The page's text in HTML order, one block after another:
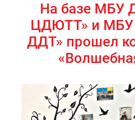
На базе МБУ
ЦДЮТТ» и МБУ
ДДТ» прошел